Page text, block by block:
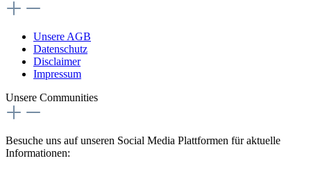
Unsere AGB
Datenschutz
Disclaimer
Impressum
Unsere Communities
Besuche uns auf unseren Social Media Plattformen für aktuelle
Informationen: